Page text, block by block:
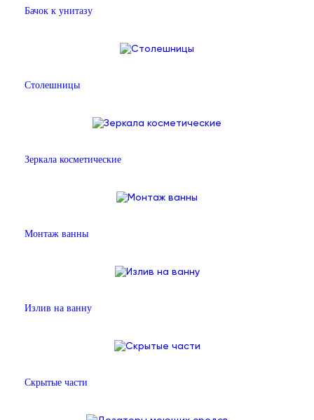
Бачок к унитазу
Столешницы
Зеркала косметические
Монтаж ванны
Излив на ванну
Скрытые части